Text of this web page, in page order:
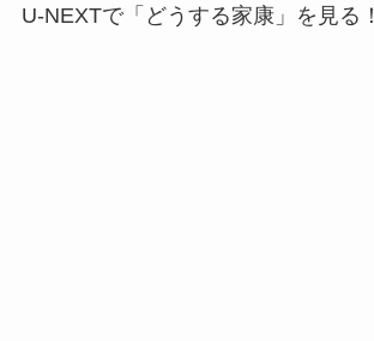
U-NEXTで「どうする家康」を見る！